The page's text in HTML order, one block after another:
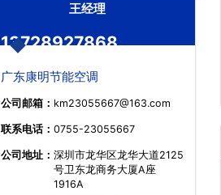
王经理
13728927868
广东康明节能空调
公司邮箱： km23055667@163.com
联系电话： 0755-23055667
公司地址： 深圳市龙华区龙华大道2125
号卫东龙商务大厦A座
1916A